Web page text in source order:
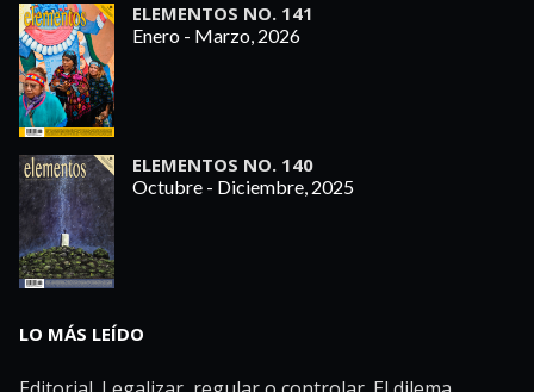
ELEMENTOS NO. 141
Enero - Marzo, 2026
ELEMENTOS NO. 140
Octubre - Diciembre, 2025
LO MÁS LEÍDO